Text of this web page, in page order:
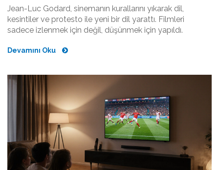
Jean-Luc Godard, sinemanın kurallarını yıkarak dil,
kesintiler ve protesto ile yeni bir dil yarattı. Filmleri
sadece izlenmek için değil, düşünmek için yapıldı.
Devamını Oku